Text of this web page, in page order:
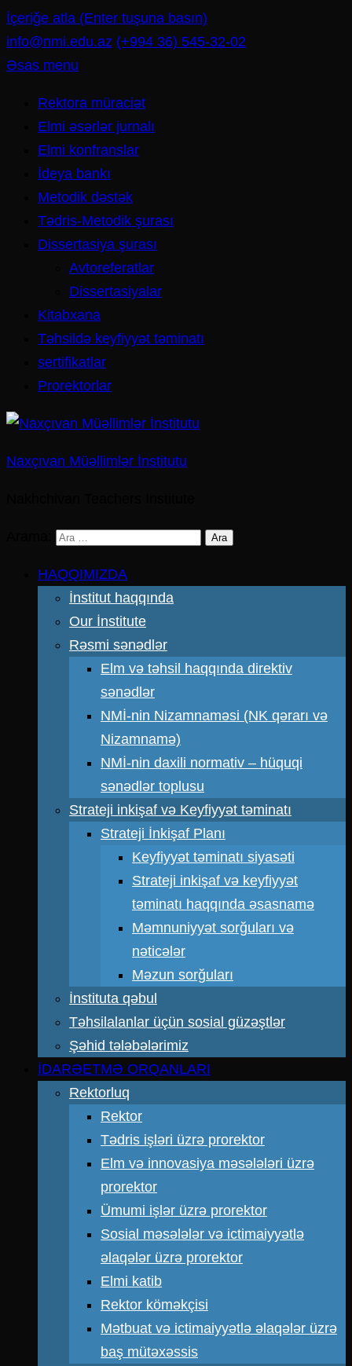
İçeriğe atla (Enter tuşuna basın)
info@nmi.edu.az (+994 36) 545-32-02
Əsas menu
Rektora müraciət
Elmi əsərlər jurnalı
Elmi konfranslar
İdeya bankı
Metodik dəstək
Tədris-Metodik şurası
Dissertasiya şurası
Avtoreferatlar
Dissertasiyalar
Kitabxana
Təhsildə keyfiyyət təminatı
sertifikatlar
Prorektorlar
Naxçıvan Müəllimlər İnstitutu
HAQQIMIZDA
İnstitut haqqında
Our İnstitute
Rəsmi sənədlər
Elm və təhsil haqqında direktiv
sənədlər
NMİ-nin Nizamnaməsi (NK qərarı və
Nizamnamə)
NMİ-nin daxili normativ – hüquqi
sənədlər toplusu
Strateji inkişaf və Keyfiyyət təminatı
Strateji İnkişaf Planı
Keyfiyyət təminatı siyasəti
Strateji inkişaf və keyfiyyət
təminatı haqqında əsasnamə
Məmnuniyyət sorğuları və
nəticələr
Məzun sorğuları
İnstituta qəbul
Təhsilalanlar üçün sosial güzəştlər
Şəhid tələbələrimiz
İDARƏETMƏ ORQANLARI
Rektorluq
Rektor
Tədris işləri üzrə prorektor
Elm və innovasiya məsələləri üzrə
prorektor
Ümumi işlər üzrə prorektor
Sosial məsələlər və ictimaiyyətlə
əlaqələr üzrə prorektor
Elmi katib
Rektor köməkçisi
Mətbuat və ictimaiyyətlə əlaqələr üzrə
baş mütəxəssis